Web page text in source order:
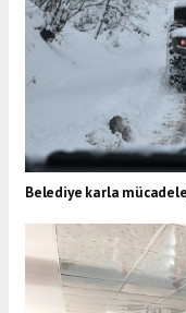
Belediye karla